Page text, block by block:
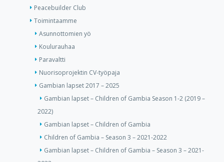
Peacebuilder Club
Toimintaamme
Asunnottomien yö
Koulurauhaa
Paravaltti
Nuorisoprojektin CV-työpaja
Gambian lapset 2017 – 2025
Gambian lapset – Children of Gambia Season 1-2 (2019 –
2022)
Gambian lapset – Children of Gambia
Children of Gambia – Season 3 – 2021-2022
Gambian lapset – Children of Gambia – Season 3 – 2021-